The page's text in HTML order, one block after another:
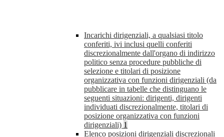
Incarichi dirigenziali, a qualsiasi titolo
conferiti, ivi inclusi quelli conferiti
discrezionalmente dall'organo di indirizzo
politico senza procedure pubbliche di
selezione e titolari di posizione
organizzativa con funzioni dirigenziali (da
pubblicare in tabelle che distinguano le
seguenti situazioni: dirigenti, dirigenti
individuati discrezionalmente, titolari di
posizione organizzativa con funzioni
dirigenziali) 1
Elenco posizioni dirigenziali discrezionali